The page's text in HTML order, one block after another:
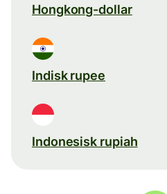
Hongkong-dollar
Indisk rupee
Indonesisk rupiah